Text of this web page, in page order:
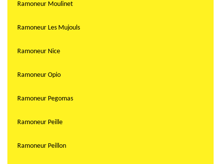
Ramoneur Moulinet
Ramoneur Les Mujouls
Ramoneur Nice
Ramoneur Opio
Ramoneur Pegomas
Ramoneur Peille
Ramoneur Peillon